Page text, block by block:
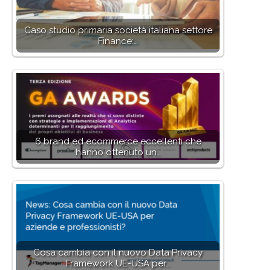
Caso studio primaria società italiana settore
Finance:…
6 brand ed ecommerce eccellenti che
hanno ottenuto un…
Cosa cambia con il nuovo Data Privacy
Framework UE-USA per…